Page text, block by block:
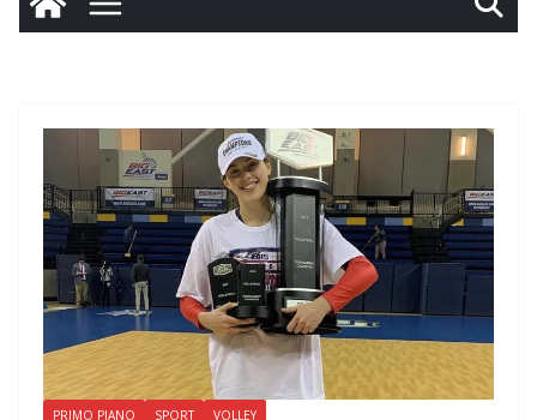
PRIMO PIANO SPORT VOLLEY